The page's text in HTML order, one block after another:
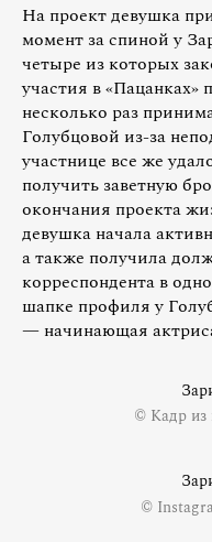
На проект девушка
момент за спиной у
четыре из которых
участия в
несколько раз
Голубцовой из-за
участнице все же
получить заветную
окончания проекта
девушка начала
а также получила
корреспондента в
шапке профиля у
— начинающая
© Кадр из
©